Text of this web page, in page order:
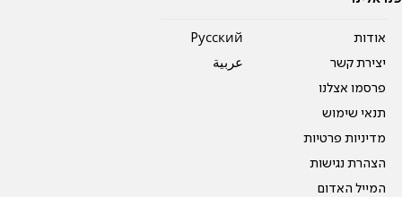
אודות
יצירת קשר
פרסמו אצלנו
תנאי שימוש
מדיניות פרטיות
הצהרת נגישות
המייל האדום
Pусский
عربية